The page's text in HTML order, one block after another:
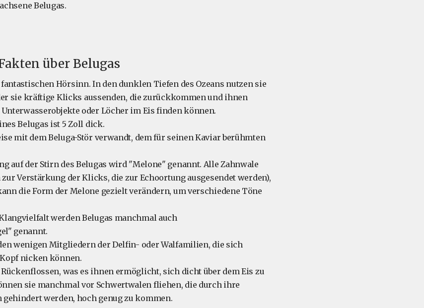
Belugas.
über Belugas
Hörsinn. In den dunklen Tiefen des Ozeans nutzen sie
sie kräftige Klicks aussenden, die zurückkommen und ihnen
Unterwasserobjekte oder Löcher im Eis finden können.
Belugas ist 5 Zoll dick.
mit dem Beluga-Stör verwandt, dem für seinen Kaviar berühmten
auf der Stirn des Belugas wird "Melone" genannt. Alle Zahnwale
zur Verstärkung der Klicks, die zur Echoortung ausgesendet werden),
die Form der Melone gezielt verändern, um verschiedene Töne
werden Belugas manchmal auch
genannt.
wenigen Mitgliedern der Delfin- oder Walfamilien, die sich
nicken können.
was es ihnen ermöglicht, sich dicht über dem Eis zu
sie manchmal vor Schwertwalen fliehen, die durch ihre
gehindert werden, hoch genug zu kommen.